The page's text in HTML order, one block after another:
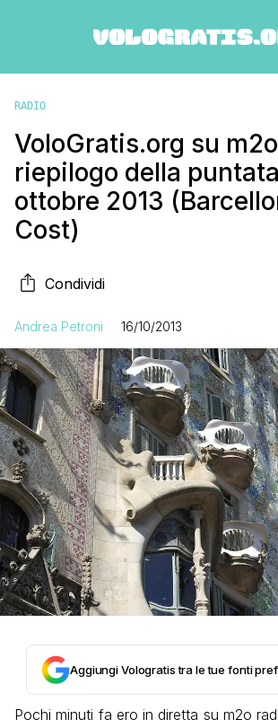
RADIO
VoloGratis.org su
riepilogo della
ottobre 2013
Cost)
Condividi
Andrea Petroni 16/10/2013
Aggiungi Vologratis tra le tue fonti
Pochi minuti fa ero in diretta su m2o